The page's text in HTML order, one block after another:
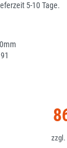
5-10 Tage.